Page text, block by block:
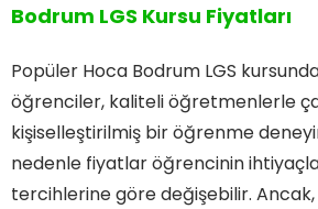
Bodrum LGS Kursu Fiyatları
Popüler Hoca Bodrum LGS
öğrenciler, kaliteli öğretmenlerle
kişiselleştirilmiş bir öğrenme
nedenle fiyatlar öğrencinin
tercihlerine göre değişebilir.